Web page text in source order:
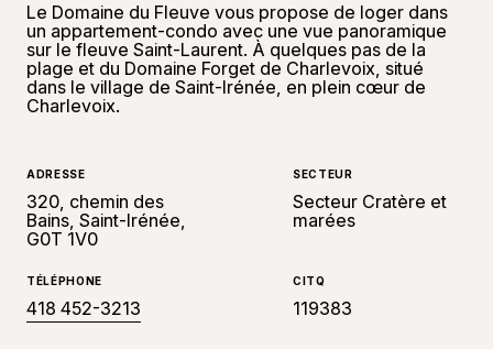
Le Domaine du Fleuve vous propose de loger dans
un appartement-condo avec une vue panoramique
sur le fleuve Saint-Laurent. À quelques pas de la
plage et du Domaine Forget de Charlevoix, situé
dans le village de Saint-Irénée, en plein cœur de
Charlevoix.
ADRESSE
320, chemin des
Bains, Saint-Irénée,
G0T 1V0
SECTEUR
Secteur Cratère et
marées
TÉLÉPHONE
418 452-3213
CITQ
119383